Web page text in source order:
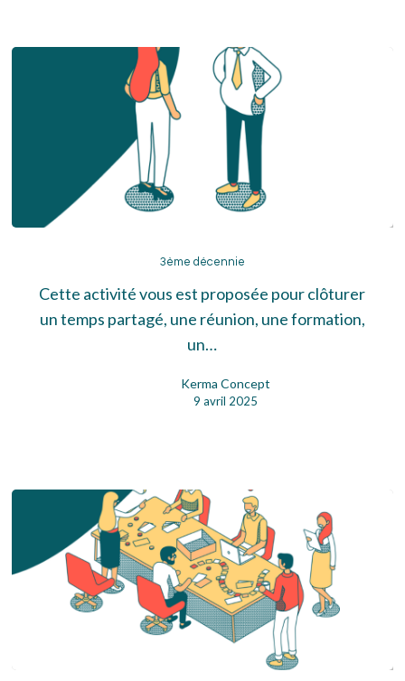
décennie
3ème décennie
Cette activité vous est proposée pour clôturer
un temps partagé, une réunion, une formation,
un…
Kerma Concept
9 avril 2025